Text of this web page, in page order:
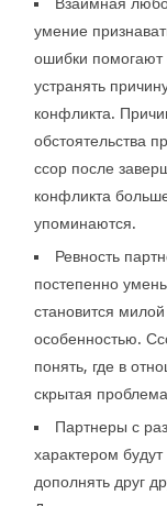
умение
ошибки помогают
устранять
конфликта.
обстоятельства
ссор после
конфликта
упоминаются.
Ревность
постепенно
становится милой
особенностью.
понять, где в
скрытая
Партнеры с
характером будут
дополнять друг